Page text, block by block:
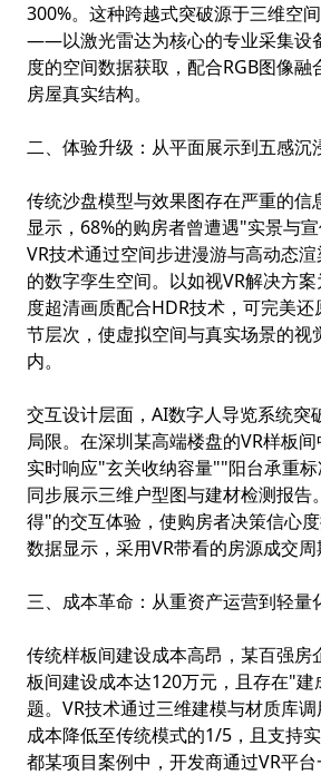
300%。这种跨越式突破源于三维空
——以激光雷达为核心的专业采集设
度的空间数据获取，配合RGB图像融
房屋真实结构。
二、体验升级：从平面展示到五感沉
传统沙盘模型与效果图存在严重的信
显示，68%的购房者曾遭遇"实景与宣
VR技术通过空间步进漫游与高动态
的数字孪生空间。以如视VR解决方
度超清画质配合HDR技术，可完美
节层次，使虚拟空间与真实场景的视
内。
交互设计层面，AI数字人导览系统突
局限。在深圳某高端楼盘的VR样板
实时响应"玄关收纳容量""阳台承重
同步展示三维户型图与建材检测报告
得"的交互体验，使购房者决策信心
数据显示，采用VR带看的房源成交周
三、成本革命：从重资产运营到轻量
传统样板间建设成本高昂，某百强房
板间建设成本达120万元，且存在"
题。VR技术通过三维建模与材质库
成本降低至传统模式的1/5，且支持
都某项目案例中，开发商通过VR平台